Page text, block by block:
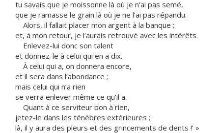
tu savais que je moissonne là où je n’ai pas semé,
que je ramasse le grain là où je ne l’ai pas répandu.
Alors, il fallait placer mon argent à la banque ;
et, à mon retour, je l’aurais retrouvé avec les intérêts.
Enlevez-lui donc son talent
et donnez-le à celui qui en a dix.
À celui qui a, on donnera encore,
et il sera dans l’abondance ;
mais celui qui n’a rien
se verra enlever même ce qu’il a.
Quant à ce serviteur bon à rien,
jetez-le dans les ténèbres extérieures ;
là, il y aura des pleurs et des grincements de dents !’ »